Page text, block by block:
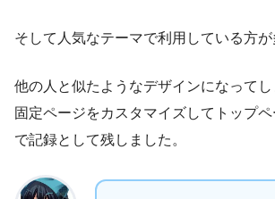
そして人気なテーマで利用している方が
他の人と似たようなデザインになって
固定ページをカスタマイズしてトップ
で記録として残しました。